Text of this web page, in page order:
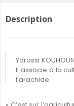
Description
Yorossi
Il associe à la
l’arachide.